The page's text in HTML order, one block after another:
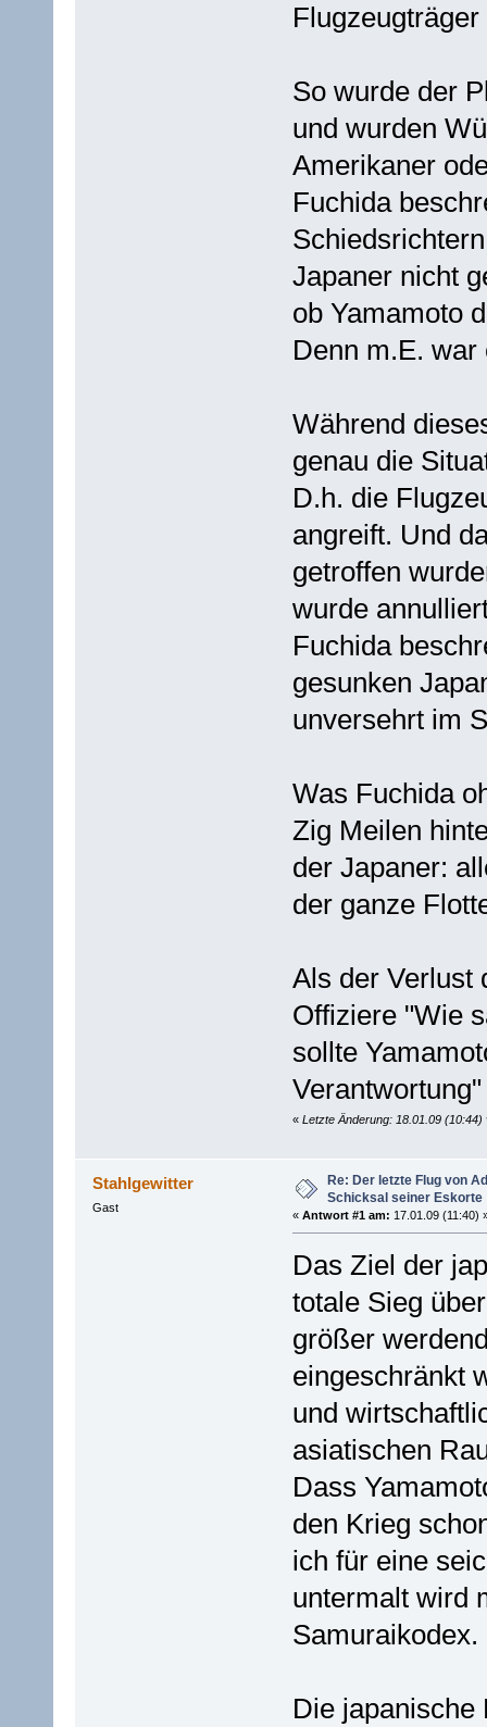
So wurde der
und wurden
Amerikaner
Fuchida
Japaner nicht
ob Yamamoto
Denn m.E. war
Während
genau die
D.h. die
angreift. Und
getroffen
wurde
Fuchida
gesunken
unversehrt im
Was Fuchida
Zig Meilen
der Japaner:
der ganze
Als der Verlust
Offiziere "Wie
sollte
« Letzte Änderung: 18.01.09 (10:44)
Stahlgewitter
Gast
Re: Der letzte Flug von
Schicksal seiner Eskorte
« Antwort #1 am: 17.01.09 (11:40)
Das Ziel der
totale Sieg
größer
eingeschränkt
und
asiatischen
Dass
den Krieg
ich für eine
untermalt wird
Samuraikodex.
Die japanische